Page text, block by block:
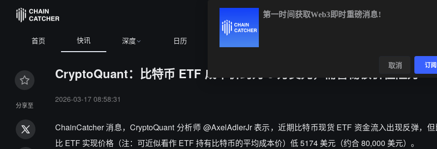
首页 快讯 深度 日历
BNB +0.11% XRP -2.16%
分享至
CryptoQuant：比特币 ETF 成本价约为 8 万美元，需警惕该价位阻力
2026-03-17 08:58:31
ChainCatcher 消息，CryptoQuant 分析师 @AxelAdlerJr 表示，近期比特币现货 ETF 资金流入出现反弹，
比 ETF 实现价格（注：可近似看作 ETF 持有比特币的平均成本价）低 5174 美元（约合 80,000 美元）。
第一时间获取Web3即时重磅消息!
取消 订阅